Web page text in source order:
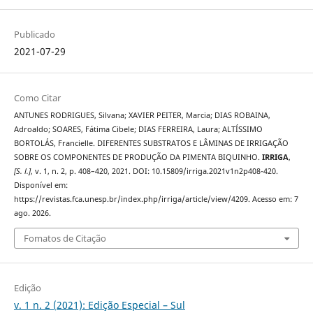
Publicado
2021-07-29
Como Citar
ANTUNES RODRIGUES, Silvana; XAVIER PEITER, Marcia; DIAS ROBAINA,
Adroaldo; SOARES, Fátima Cibele; DIAS FERREIRA, Laura; ALTÍSSIMO
BORTOLÁS, Francielle. DIFERENTES SUBSTRATOS E LÂMINAS DE IRRIGAÇÃO
SOBRE OS COMPONENTES DE PRODUÇÃO DA PIMENTA BIQUINHO. IRRIGA,
[S. l.], v. 1, n. 2, p. 408–420, 2021. DOI: 10.15809/irriga.2021v1n2p408-420.
Disponível em:
https://revistas.fca.unesp.br/index.php/irriga/article/view/4209. Acesso em: 7
ago. 2026.
Fomatos de Citação
Edição
v. 1 n. 2 (2021): Edição Especial – Sul